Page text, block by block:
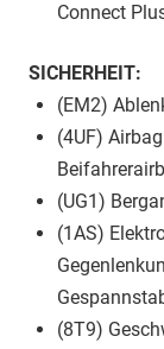
Connect
SICHERHEIT:
(EM2)
(4UF)
(UG1)
(1AS)
(8T9)